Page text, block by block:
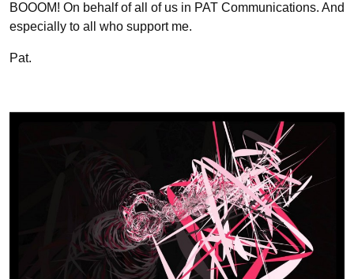
BOOOM! On behalf of all of us in PAT Communications. And
especially to all who support me.
Pat.